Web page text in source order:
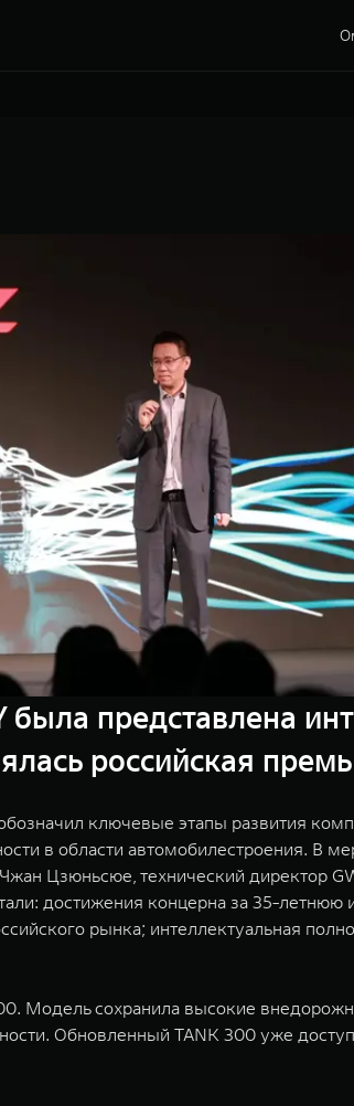
представлена
российская
ключевые этапы развития
в области автомобилестроения. В
Цзюньсюе, технический директор
достижения концерна за 35-летнюю
рынка; интеллектуальная
Модель сохранила высокие
Обновленный TANK 300 уже